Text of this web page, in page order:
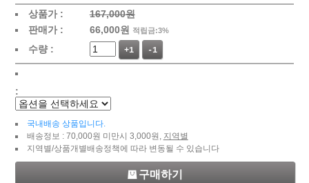
상품가 :
167,000원
판매가 :
66,000원 적립금:3%
수량 : +1 -1
:
국내배송 상품입니다.
배송정보 : 70,000원 미만시 3,000원, 지역별
지역별/상품개별배송정책에 따라 변동될 수 있습니다
구매하기